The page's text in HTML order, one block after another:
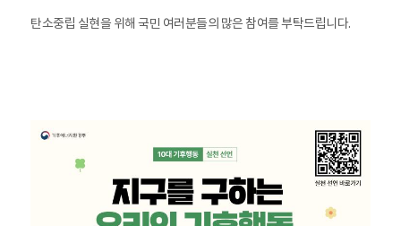
탄소중립 실현을 위해 국민 여러분들의 많은 참여를 부탁드립니다.